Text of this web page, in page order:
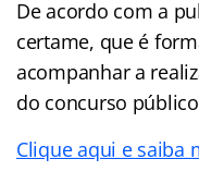
De acordo com a
certame, que é
acompanhar a
do concurso
Clique aqui e saiba